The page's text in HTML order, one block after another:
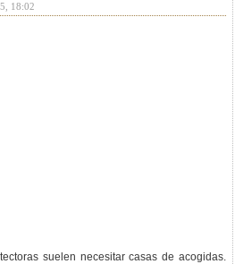
18:02
suelen necesitar casas de acogidas.